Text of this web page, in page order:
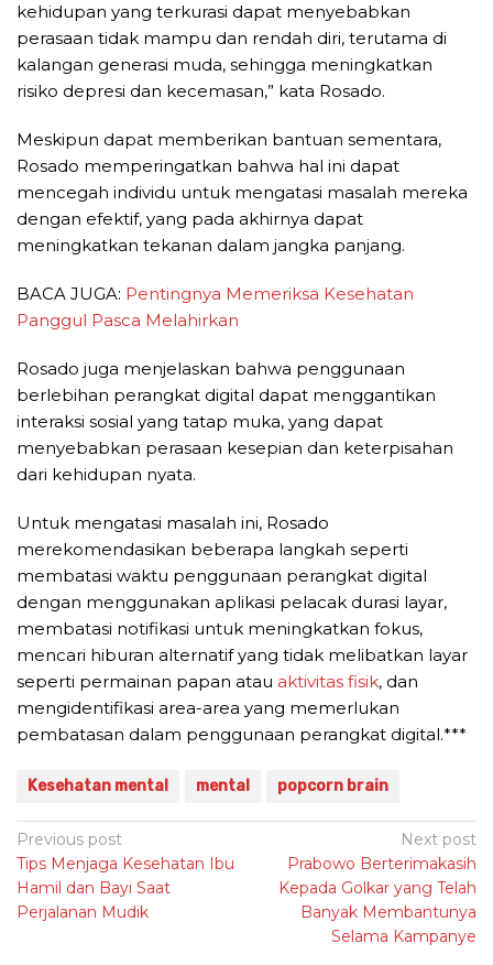
kehidupan yang terkurasi dapat menyebabkan
perasaan tidak mampu dan rendah diri, terutama di
kalangan generasi muda, sehingga meningkatkan
risiko depresi dan kecemasan,” kata Rosado.
Meskipun dapat memberikan bantuan sementara,
Rosado memperingatkan bahwa hal ini dapat
mencegah individu untuk mengatasi masalah mereka
dengan efektif, yang pada akhirnya dapat
meningkatkan tekanan dalam jangka panjang.
BACA JUGA: Pentingnya Memeriksa Kesehatan
Panggul Pasca Melahirkan
Rosado juga menjelaskan bahwa penggunaan
berlebihan perangkat digital dapat menggantikan
interaksi sosial yang tatap muka, yang dapat
menyebabkan perasaan kesepian dan keterpisahan
dari kehidupan nyata.
Untuk mengatasi masalah ini, Rosado
merekomendasikan beberapa langkah seperti
membatasi waktu penggunaan perangkat digital
dengan menggunakan aplikasi pelacak durasi layar,
membatasi notifikasi untuk meningkatkan fokus,
mencari hiburan alternatif yang tidak melibatkan layar
seperti permainan papan atau aktivitas fisik, dan
mengidentifikasi area-area yang memerlukan
pembatasan dalam penggunaan perangkat digital.***
Kesehatan mental mental popcorn brain
Post
navigation
Previous post
Tips Menjaga Kesehatan Ibu
Hamil dan Bayi Saat
Perjalanan Mudik
Next post
Prabowo Berterimakasih
Kepada Golkar yang Telah
Banyak Membantunya
Selama Kampanye